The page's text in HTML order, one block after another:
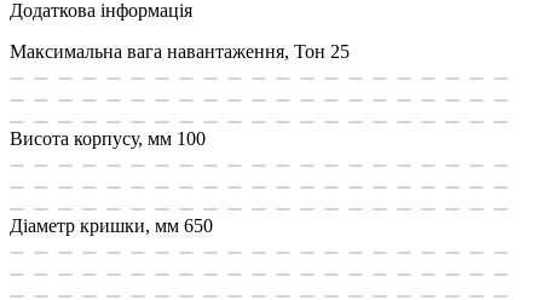
Додаткова інформація
Максимальна вага навантаження, Тон 25
Висота корпусу, мм 100
Діаметр кришки, мм 650